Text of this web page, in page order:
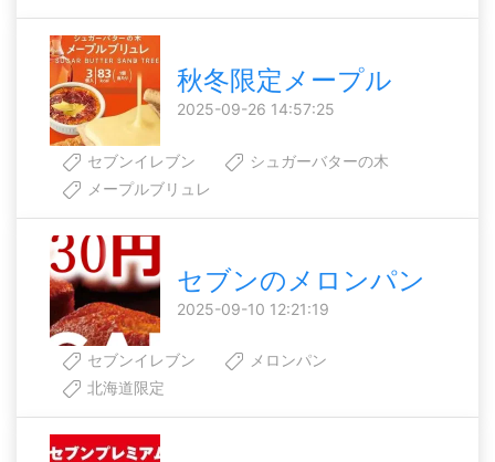
秋冬限定メープル
2025-09-26 14:57:25
セブンイレブン
シュガーバターの木
メープルブリュレ
セブンのメロンパン
2025-09-10 12:21:19
セブンイレブン
メロンパン
北海道限定